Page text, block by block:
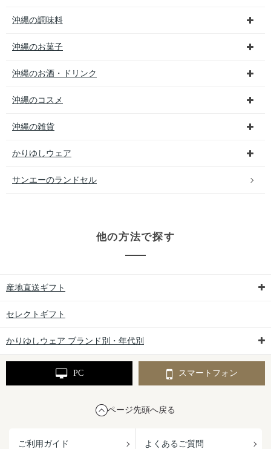
沖縄の調味料
沖縄のお菓子
沖縄のお酒・ドリンク
沖縄のコスメ
沖縄の雑貨
かりゆしウェア
サンエーのランドセル
他の方法で探す
産地直送ギフト
セレクトギフト
かりゆしウェア ブランド別・年代別
PC スマートフォン
ページ先頭へ戻る
ご利用ガイド よくあるご質問